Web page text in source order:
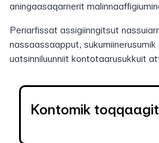
aningaasaqarnerit
Periarfissat assigiinngitsut
nassaassaapput,
uatsinniluunniit kontotaarusukkuit
Kontomik toqqaagit